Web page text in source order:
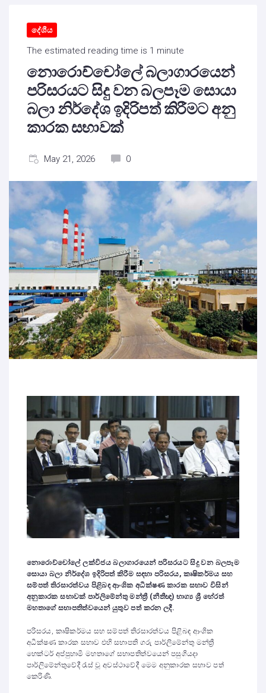
දේශීය
The estimated reading time is 1 minute
නොරොච්චෝලේ බලාගාරයෙන්
පරිසරයට සිදු වන බලපෑම සොයා
බලා නිර්දේශ ඉදිරිපත් කිරීමට අනු
කාරක සභාවක්
May 21, 2026 0
නොරොච්චෝලේ ලක්විජය බලාගාරයෙන් පරිසරයට සිදු වන බලපෑම
සොයා බලා නිර්දේශ ඉදිරිපත් කිරීම සඳහා පරිසරය, කෘෂිකර්මය සහ
සම්පත් තිරසාරත්වය පිළිබඳ ආංශික අධීක්ෂණ කාරක සභාව විසින්
අනුකාරක සභාවක් පාර්ලිමේන්තු මන්ත්‍රී (නීතීඥ) භාග්‍ය ශ්‍රී හේරත්
මහතාගේ සභාපතිත්වයෙන් යුතුව පත් කරන ලදී.
පරිසරය, කෘෂිකර්මය සහ සම්පත් තිරසාරත්වය පිළිබඳ ආංශික
අධීක්ෂණ කාරක සභාව එහි සභාපති ගරු පාර්ලිමේන්තු මන්ත්‍රී
හෙක්ටර් අප්පුහාමි මහතාගේ සභාපතිත්වයෙන් පසුගියදා
පාර්ලිමේන්තුවේදී රැස් වූ අවස්ථාවේදී මෙම අනුකාරක සභාව පත්
කෙරිණි.